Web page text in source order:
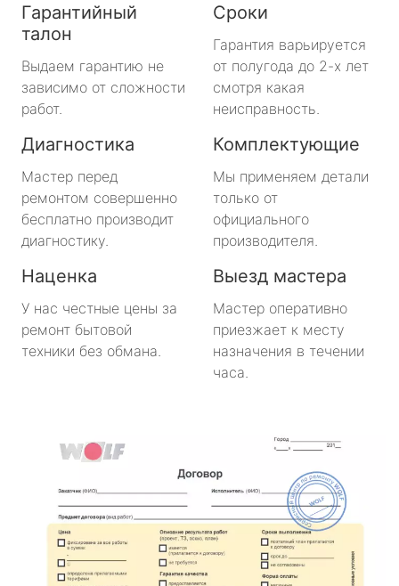
Гарантийный
талон
Выдаем гарантию не
зависимо от сложности
работ.
Сроки
Гарантия варьируется
от полугода до 2-х лет
смотря какая
неисправность.
Диагностика
Мастер перед
ремонтом совершенно
бесплатно производит
диагностику.
Комплектующие
Мы применяем детали
только от
официального
производителя.
Наценка
У нас честные цены за
ремонт бытовой
техники без обмана.
Выезд мастера
Мастер оперативно
приезжает к месту
назначения в течении
часа.